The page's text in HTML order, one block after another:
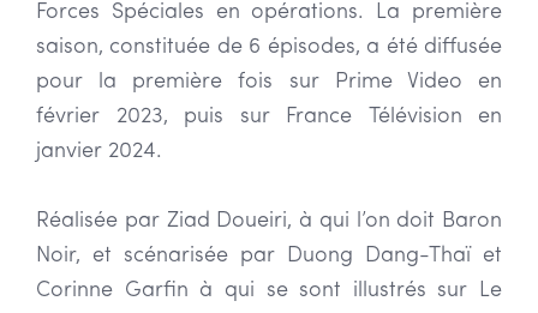
Forces Spéciales en opérations. La première
saison, constituée de 6 épisodes, a été diffusée
pour la première fois sur Prime Video en
février 2023, puis sur France Télévision en
janvier 2024.
Réalisée par Ziad Doueiri, à qui l’on doit Baron
Noir, et scénarisée par Duong Dang-Thaï et
Corinne Garfin à qui se sont illustrés sur Le